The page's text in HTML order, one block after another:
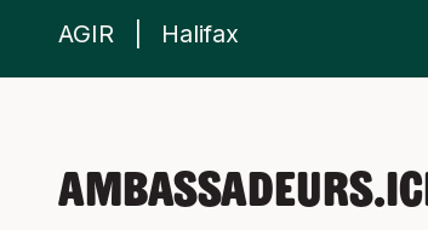
AGIR Halifax